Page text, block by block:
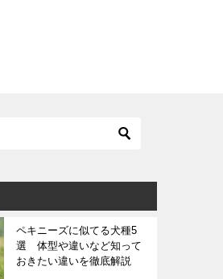
ペキニーズに似てる犬種5
選 体型や違いなど知って
おきたい違いを徹底解説